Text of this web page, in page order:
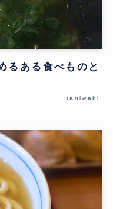
るある食べものと
taniwaki